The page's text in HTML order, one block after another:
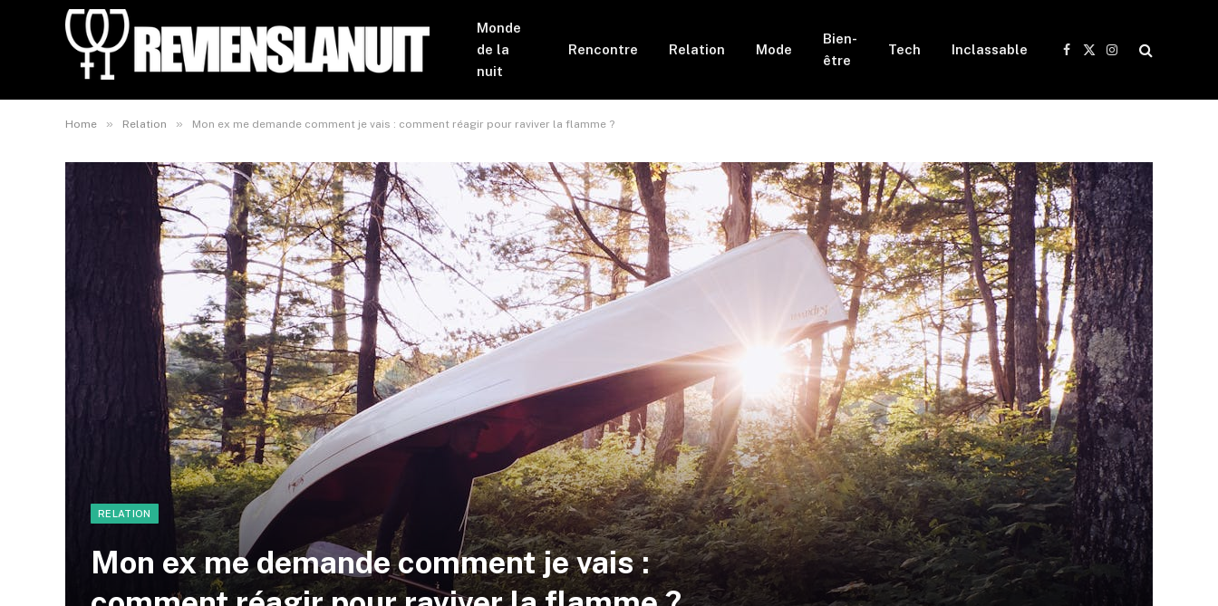
Monde
de la
nuit
Rencontre Relation Mode
Bien-
être
Tech Inclassable
Facebook
X
Instagram
Home » Relation » Mon ex me demande comment je vais : comment réagir pour raviver la flamme ?
RELATION
Mon ex me demande comment je vais :